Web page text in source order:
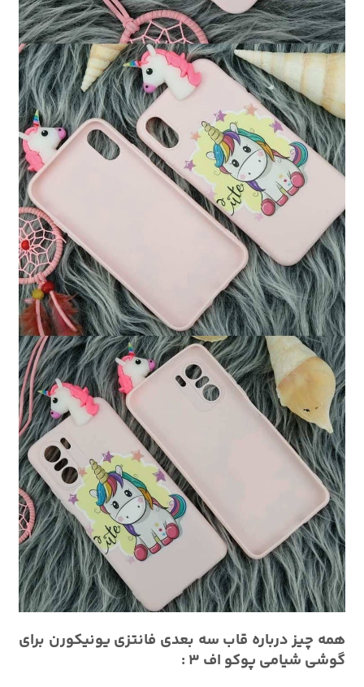
همه چیز درباره قاب سه بعدی فانتزی یونیکورن برای
گوشی شیامی پوکو اف 3 :